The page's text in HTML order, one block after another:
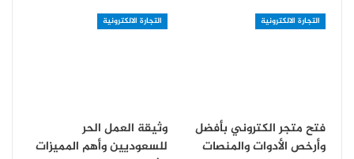
التجارة الالكترونية
فتح متجر الكتروني بأفضل
وأرخص الأدوات والمنصات
التجارة الالكترونية
وثيقة العمل الحر
للسعوديين وأهم المميزات